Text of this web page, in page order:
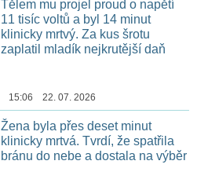
Tělem mu projel proud o napětí
11 tisíc voltů a byl 14 minut
klinicky mrtvý. Za kus šrotu
zaplatil mladík nejkrutější daň
15:06 22. 07. 2026
Žena byla přes deset minut
klinicky mrtvá. Tvrdí, že spatřila
bránu do nebe a dostala na výběr